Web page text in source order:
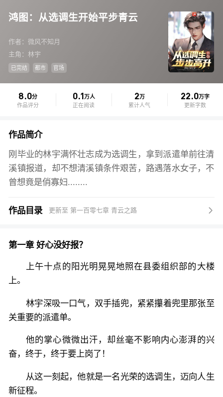
鸿图：从选调生开始平步青云
作者：微风不知月
主角：林宇
已完结 都市 官场
8.0分
作品评分
0.1万人
正在阅读
2万
累计人气
22.0万字
更新字数
作品简介
刚毕业的林宇满怀壮志成为选调生，拿到派遣单前往清
溪镇报道，却不想清溪镇条件艰苦，路遇落水女子，不
曾想竟是俏寡妇........
作品目录 更新至 第一百零七章 青云之路 
第一章 好心没好报？
上午十点的阳光明晃晃地照在县委组织部的大楼
上。
林宇深吸一口气，双手插兜，紧紧攥着兜里那张至
关重要的派遣单。
他的掌心微微出汗，却丝毫不影响内心澎湃的兴
奋，终于，终于要上岗了！
从这一刻起，他就是一名光荣的选调生，迈向人生
新征程。